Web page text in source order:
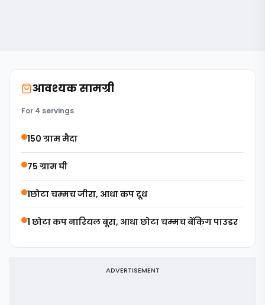
आवश्यक सामग्री
For 4 servings
150 ग्राम मैदा
75 ग्राम घी
1छोटा चम्मच जीरा, आधा कप दूध
1 छोटा कप नारियल बूरा, आधा छोटा चम्मच बेंकिग पाउडर
ADVERTISEMENT